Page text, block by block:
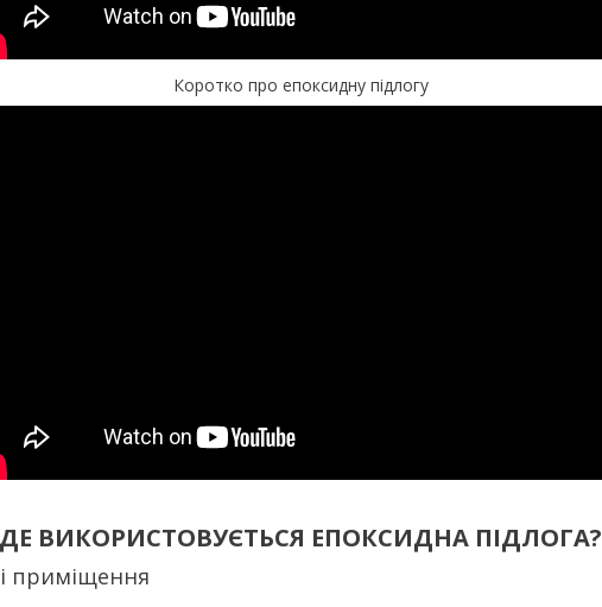
Коротко про епоксидну підлогу
ДЕ ВИКОРИСТОВУЄТЬСЯ ЕПОКСИДНА ПІДЛОГА?
приміщення